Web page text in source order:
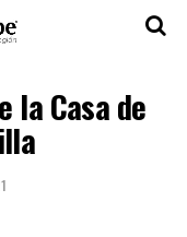
la Casa de